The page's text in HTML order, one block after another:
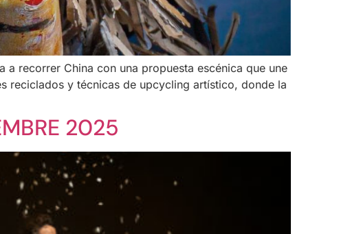
a recorrer China con una propuesta escénica que une
reciclados y técnicas de upcycling artístico, donde la
2025